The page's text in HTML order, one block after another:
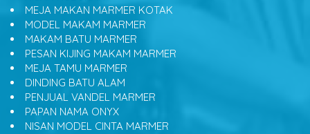
MEJA MAKAN MARMER KOTAK
MODEL MAKAM MARMER
MAKAM BATU MARMER
PESAN KIJING MAKAM MARMER
MEJA TAMU MARMER
DINDING BATU ALAM
PENJUAL VANDEL MARMER
PAPAN NAMA ONYX
NISAN MODEL CINTA MARMER